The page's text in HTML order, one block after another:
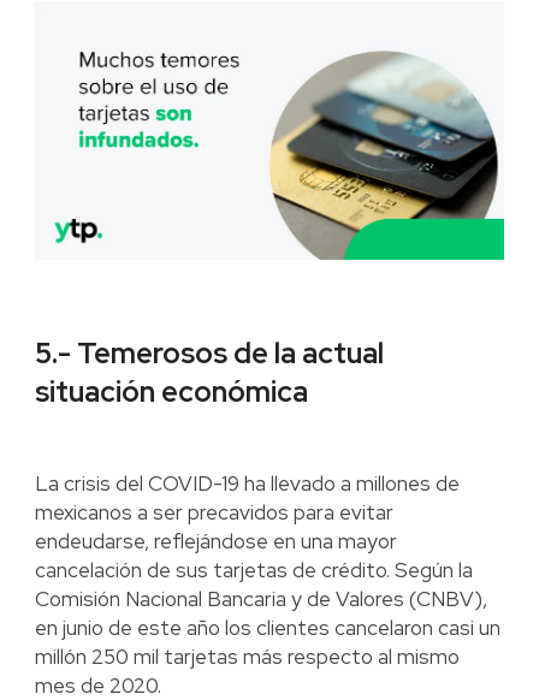
5.- Temerosos de la actual
situación económica
La crisis del COVID-19 ha llevado a millones de
mexicanos a ser precavidos para evitar
endeudarse, reflejándose en una mayor
cancelación de sus tarjetas de crédito. Según la
Comisión Nacional Bancaria y de Valores (CNBV),
en junio de este año los clientes cancelaron casi un
millón 250 mil tarjetas más respecto al mismo
mes de 2020.